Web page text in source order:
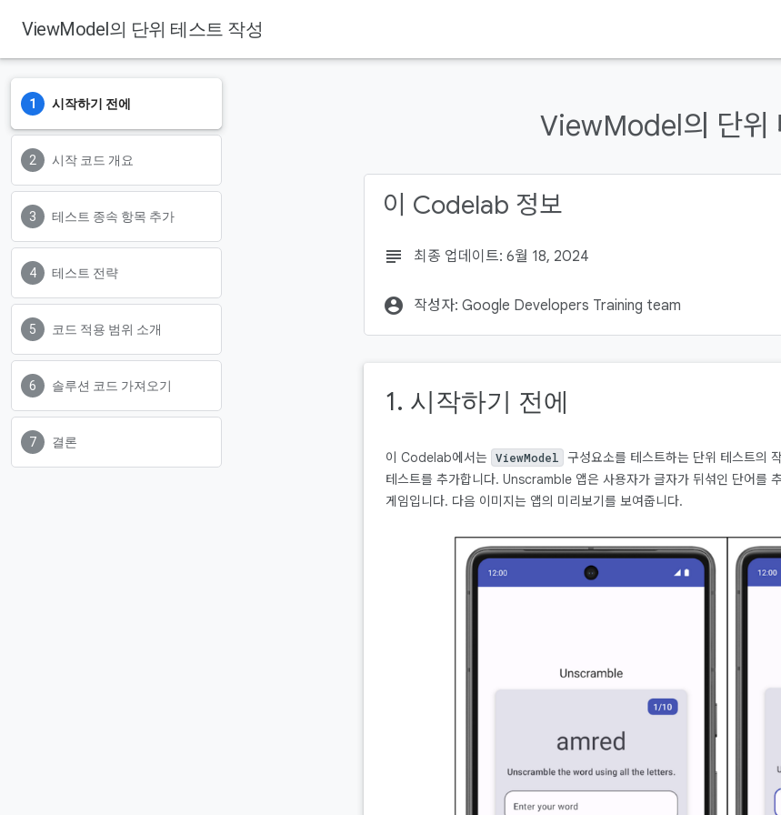
ViewModel의 단위 테스트 작성
시작하기 전에
시작 코드 개요
테스트 종속 항목 추가
테스트 전략
코드 적용 범위 소개
솔루션 코드 가져오기
결론
ViewModel의 단위
이 Codelab 정보
subject 최종 업데이트: 6월 18, 2024
account_circle 작성자: Google Developers Training team
1. 시작하기 전에
이 Codelab에서는 ViewModel 구성요소를 테스트하는 단위 테스트의
테스트를 추가합니다. Unscramble 앱은 사용자가 글자가 뒤섞인 단어를
게임입니다. 다음 이미지는 앱의 미리보기를 보여줍니다.